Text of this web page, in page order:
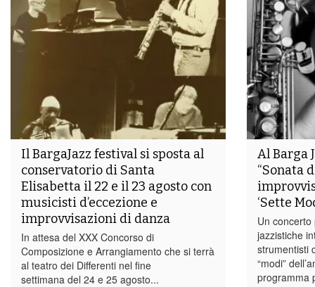
Il BargaJazz festival si sposta al
conservatorio di Santa
Elisabetta il 22 e il 23 agosto con
musicisti d’eccezione e
improvvisazioni di danza
In attesa del XXX Concorso di
Composizione e Arrangiamento che si terrà
al teatro dei Differenti nel fine
settimana del 24 e 25 agosto...
Al Barga
“Sonata
‘Sette
Un
jazzistiche
strumentisti
“modi”
programma